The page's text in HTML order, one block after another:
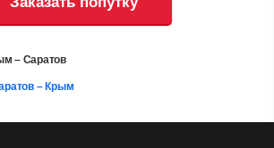
– Саратов
– Крым